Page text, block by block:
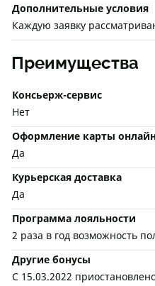
Дополнительные условия
Каждую заявку
Преимущества
Консьерж-сервис
Нет
Оформление карты
Да
Курьерская доставка
Да
Программа лояльности
2 раза в год возможность
Другие бонусы
С 15.03.2022